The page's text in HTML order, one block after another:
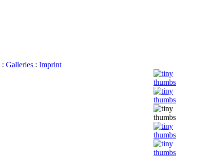
: Galleries : Imprint